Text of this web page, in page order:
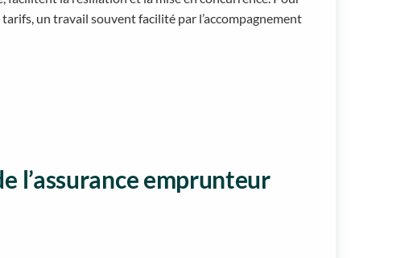
un travail souvent facilité par l’accompagnement
l’assurance emprunteur